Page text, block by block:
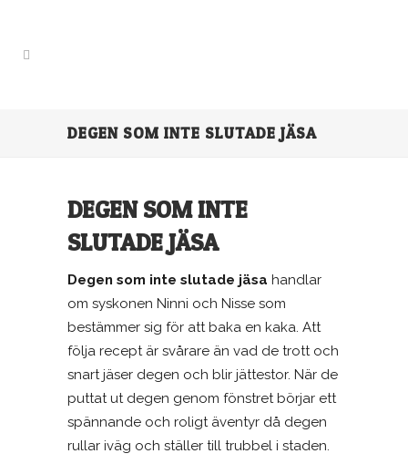
DEGEN SOM INTE SLUTADE JÄSA
DEGEN SOM INTE
SLUTADE JÄSA
Degen som inte slutade jäsa handlar
om syskonen Ninni och Nisse som
bestämmer sig för att baka en kaka. Att
följa recept är svårare än vad de trott och
snart jäser degen och blir jättestor. När de
puttat ut degen genom fönstret börjar ett
spännande och roligt äventyr då degen
rullar iväg och ställer till trubbel i staden.